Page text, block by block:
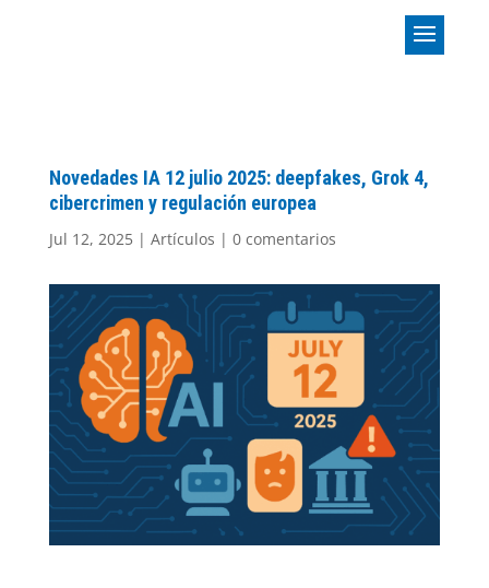
Novedades IA 12 julio 2025: deepfakes, Grok 4,
cibercrimen y regulación europea
Jul 12, 2025| Artículos | 0 comentarios